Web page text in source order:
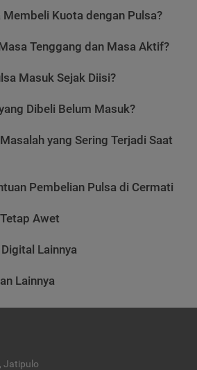
Membeli Kuota dengan Pulsa?
Tenggang dan Masa Aktif?
Masuk Sejak Diisi?
Dibeli Belum Masuk?
yang Sering Terjadi Saat
Pembelian Pulsa di Cermati
Awet
Lainnya
Lainnya
Jatipulo